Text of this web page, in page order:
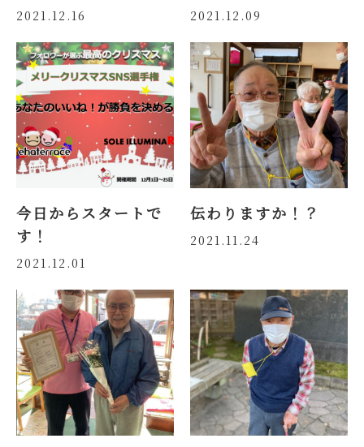
2021.12.16 2021.12.09
今日からスタートで
す！
2021.12.01
伝わりますか！？
2021.11.24